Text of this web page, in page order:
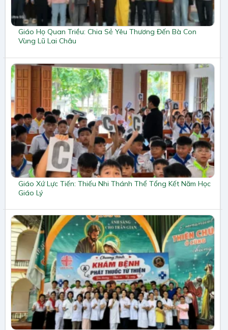
Giáo Họ Quan Triều: Chia Sẻ Yêu Thương Đến Bà Con
Vùng Lũ Lai Châu
Giáo Xứ Lực Tiến: Thiếu Nhi Thánh Thể Tổng Kết Năm Học
Giáo Lý